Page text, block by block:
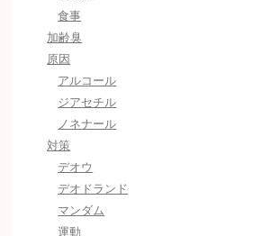
食事
加齢臭
原因
アルコール
ジアセチル
ノネナール
対策
デオウ
デオドランド
マンダム
運動